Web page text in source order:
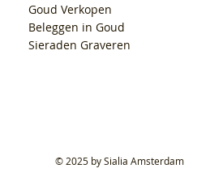
Goud Verkopen
Beleggen in Goud
Sieraden Graveren
© 2025 by Sialia Amsterdam